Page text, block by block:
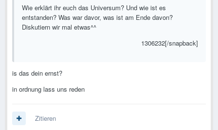
Wie erklärt ihr euch das Universum? Und wie ist es
entstanden? Was war davor, was ist am Ende davon?
Diskutiern wir mal etwas^^
1306232[/snapback]
is das dein ernst?
in ordnung lass uns reden
Zitieren